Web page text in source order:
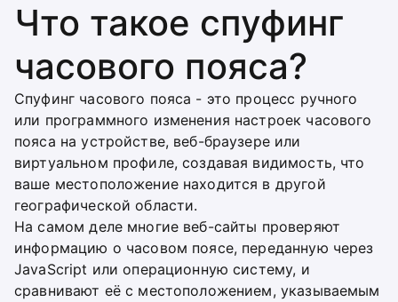
Что такое спуфинг
часового пояса?
Спуфинг часового пояса - это процесс ручного
или программного изменения настроек часового
пояса на устройстве, веб-браузере или
виртуальном профиле, создавая видимость, что
ваше местоположение находится в другой
географической области.
На самом деле многие веб-сайты проверяют
информацию о часовом поясе, переданную через
JavaScript или операционную систему, и
сравнивают её с местоположением, указываемым